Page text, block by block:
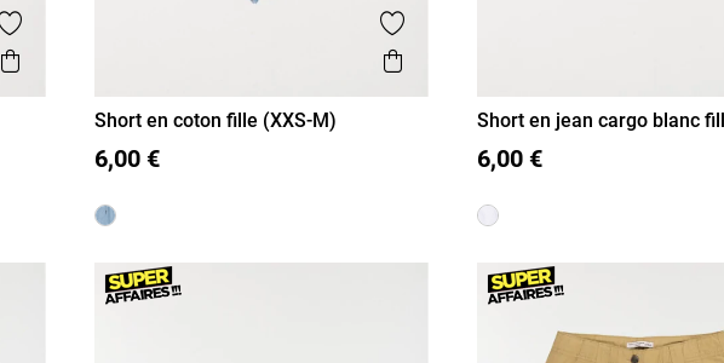
Ajouter aux favoris
Aperçu rapide Ajouter aux favoris
Aperçu rapide
XXS/12A XS/14A S/16A
Short en coton fille (XXS-M)
6,00 €
XXS/12A XS/14A S/16A
Short en jean cargo blanc
6,00 €